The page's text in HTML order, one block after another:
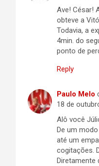
Ave! César!
obteve a
Todavia, a
4min. do
ponto de
Reply
Paulo Melo
18 de
Alô você
De um
até um
cogitações.
Diretamente